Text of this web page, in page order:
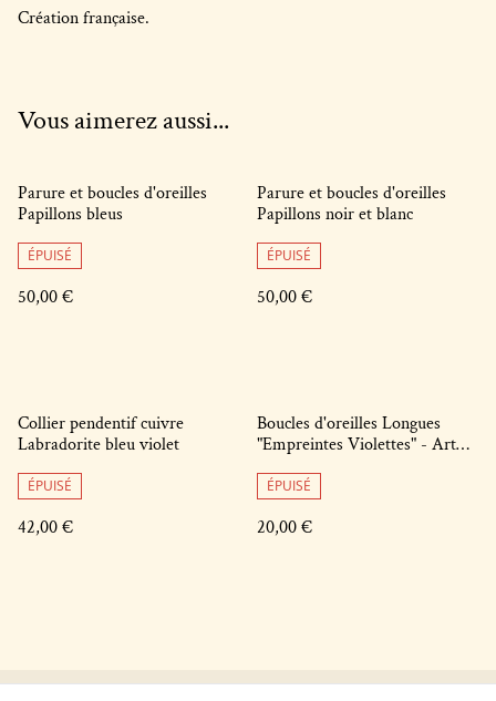
Création française.
Vous aimerez aussi...
Parure et boucles d'oreilles
Papillons bleus
ÉPUISÉ
50,00 €
Parure et boucles d'oreilles
Papillons noir et blanc
ÉPUISÉ
50,00 €
Collier pendentif cuivre
Labradorite bleu violet
ÉPUISÉ
42,00 €
Boucles d'oreilles Longues
"Empreintes Violettes" - Art
ÉPUISÉ
20,00 €